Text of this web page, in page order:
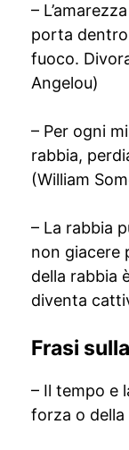
–
porta dentro
fuoco.
Angelou)
– Per ogni
rabbia,
(William
– La rabbia
non giacere
della rabbia
diventa
Frasi
– Il tempo e
forza o della